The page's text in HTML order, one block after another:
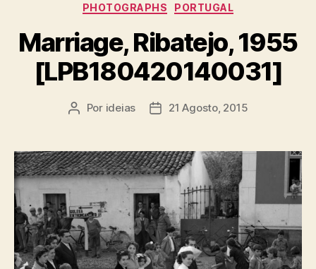
PHOTOGRAPHS
PORTUGAL
Marriage, Ribatejo, 1955
[LPB180420140031]
Autor
Por ideias
Data21 Agosto, 2015